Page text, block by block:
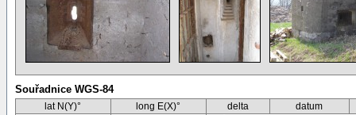
Souřadnice WGS-84
lat N(Y)° long E(X)° delta
datum